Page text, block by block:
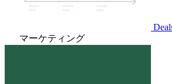
マーケティング